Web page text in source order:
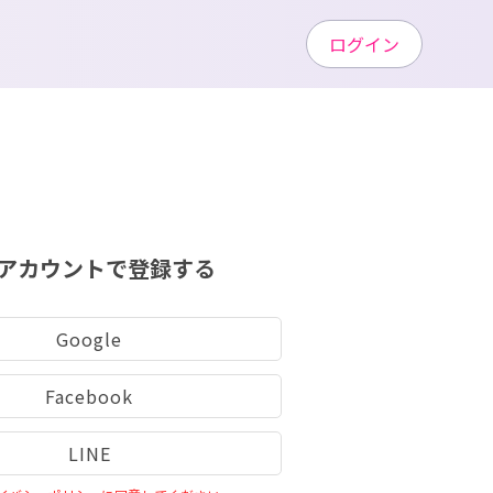
カウントで登録する
Google
Facebook
LINE
ログイン